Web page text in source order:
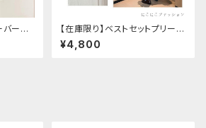
バーサ
【在庫限り】ベストセットプリーツ
ワンピース セットアップ
¥4,800